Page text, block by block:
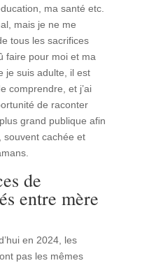
ma santé etc.
mais je ne me
tous les sacrifices
faire pour moi et ma
je suis adulte, il est
comprendre, et j’ai
de raconter
grand publique afin
souvent cachée et
de
entre mère
en 2024, les
pas les mêmes